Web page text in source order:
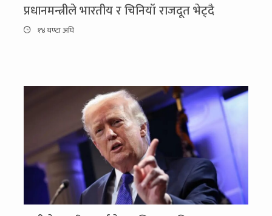
प्रधानमन्त्रीले भारतीय र चिनियाँ राजदूत भेट्दै
१४ घण्टा अघि